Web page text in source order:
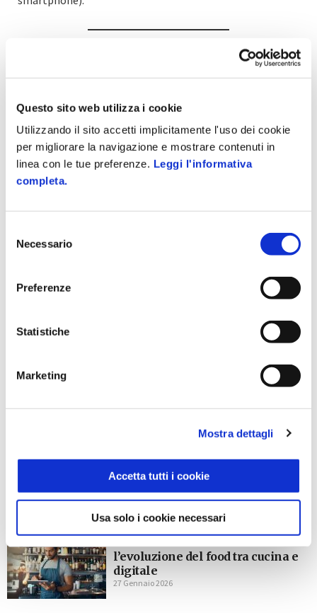
Questo sito web utilizza i cookie
Utilizzando il sito accetti implicitamente l'uso dei cookie
per migliorare la navigazione e mostrare contenuti in
linea con le tue preferenze. Leggi l'informativa
completa.
delNecessario
Preferenze
Statistiche
Marketing
Mostra dettagli
Accetta tutti i cookie
Usa solo i cookie necessari
Vuoi saperne di più sull’integrazione del punto vendita?
Scopri le soluzioni
Taggato come:
Firma digitale: tipi,
Welfare aziendale
2023: il servizio per
vita privata e lavoro
movimento: smart working,
trasferte, geolocalizzazione e
per le PMI
2 Marzo 2026
l’evoluzione del food tra cucina e
digitale
27 Gennaio 2026